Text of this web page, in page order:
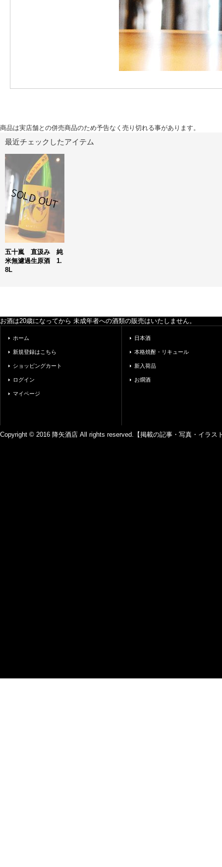
商品は実店舗との併売商品のため予告なく売り切れる事があります。
最近チェックしたアイテム
五十嵐 直汲み 純
米無濾過生原酒 1.
8L
お酒は20歳になってから 未成年者への酒類の販売はいたしません。
ホーム
新規登録はこちら
ショッピングカート
ログイン
マイページ
日本酒
本格焼酎・リキュール
新入荷品
お燗酒
Copyright © 2016 降矢酒店 All rights reserved.【掲載の記事・写真・イラス